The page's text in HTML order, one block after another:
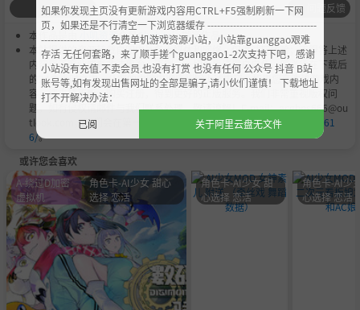
问题反馈
本作品是由
小叽资源会员Chobits's 搬运作品.
本站提供的资源转载自国内外各大媒体和网络，仅供试玩体验；不得将上述
内容用于商业或者非法用途，否则，一切后果请用户自负。您必须在下载后
的24个小时之内，从您的电脑中彻底删除上述内容。如果您喜欢该游戏内
容，请支持正版，购买注册，得到更好的正版服务。我们非常重视版权问
题，如有侵权请邮件与我们联系处理。敬请谅解！E-mail：acgbns666@ou
tlook.com，我们会在第一时间断开下载链接https://steamzg.com/661
6/。
或许您会喜欢
A-绕过D加密
虚拟机
角色卡-AI少女 甜心
选择 恋活
角色卡-AI少女 甜
心选择 恋活
角色卡-AI少
心选择 恋活
如果你发现主页没有更新游戏内容用CTRL+F5强制刷新一下网
页，如果还是不行清空一下浏览器缓存 ----------------------------------
--------------------- 免费单机游戏资源小站，小站靠guanggao艰难
存活 无任何套路，来了顺手搓个guanggao1-2次支持下吧，感谢
小站没有充值.不卖会员.也没有打赏 也没有任何 公众号 抖音 B站
账号等,如有发现出售网址的全部是骗子,请小伙们谨慎！ 下载地址
打不开解决办法：
已阅
关于阿里云盘无文件